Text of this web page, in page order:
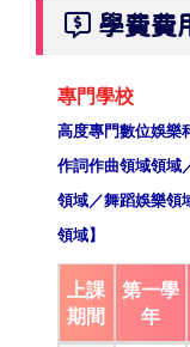
學費費
專門學校
高度專門數位娛樂
作詞作曲領域領
領域／舞蹈娛樂領
領域】
上課
期間
第一學
年